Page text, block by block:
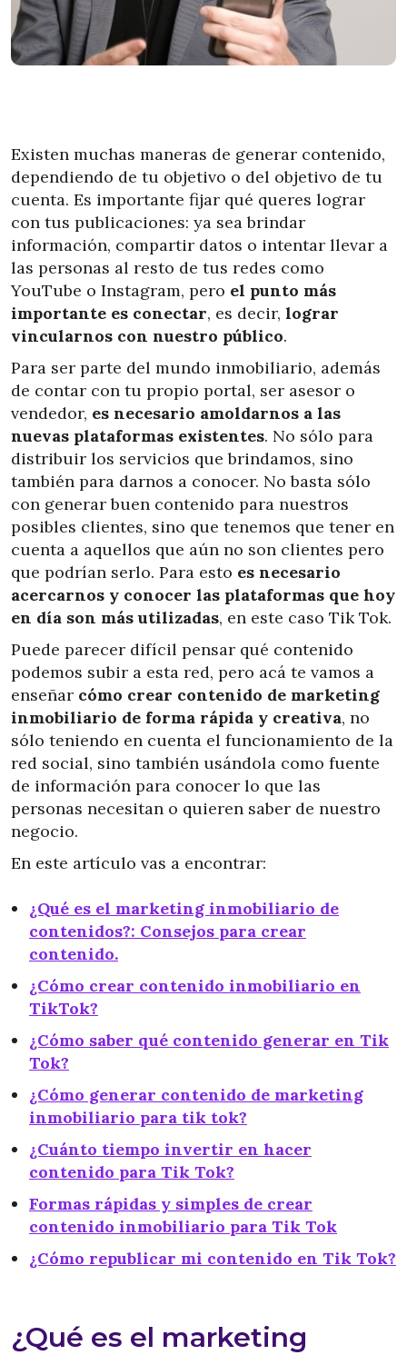
Existen muchas maneras de generar contenido,
dependiendo de tu objetivo o del objetivo de tu
cuenta. Es importante fijar qué queres lograr
con tus publicaciones: ya sea brindar
información, compartir datos o intentar llevar a
las personas al resto de tus redes como
YouTube o Instagram, pero el punto más
importante es conectar, es decir, lograr
vincularnos con nuestro público.
Para ser parte del mundo inmobiliario, además
de contar con tu propio portal, ser asesor o
vendedor, es necesario amoldarnos a las
nuevas plataformas existentes. No sólo para
distribuir los servicios que brindamos, sino
también para darnos a conocer. No basta sólo
con generar buen contenido para nuestros
posibles clientes, sino que tenemos que tener en
cuenta a aquellos que aún no son clientes pero
que podrían serlo. Para esto es necesario
acercarnos y conocer las plataformas que hoy
en día son más utilizadas, en este caso Tik Tok.
Puede parecer difícil pensar qué contenido
podemos subir a esta red, pero acá te vamos a
enseñar cómo crear contenido de marketing
inmobiliario de forma rápida y creativa, no
sólo teniendo en cuenta el funcionamiento de la
red social, sino también usándola como fuente
de información para conocer lo que las
personas necesitan o quieren saber de nuestro
negocio.
En este artículo vas a encontrar:
¿Qué es el marketing inmobiliario de
contenidos?: Consejos para crear
contenido.
¿Cómo crear contenido inmobiliario en
TikTok?
¿Cómo saber qué contenido generar en Tik
Tok?
¿Cómo generar contenido de marketing
inmobiliario para tik tok?
¿Cuánto tiempo invertir en hacer
contenido para Tik Tok?
Formas rápidas y simples de crear
contenido inmobiliario para Tik Tok
¿Cómo republicar mi contenido en Tik Tok?
¿Qué es el marketing